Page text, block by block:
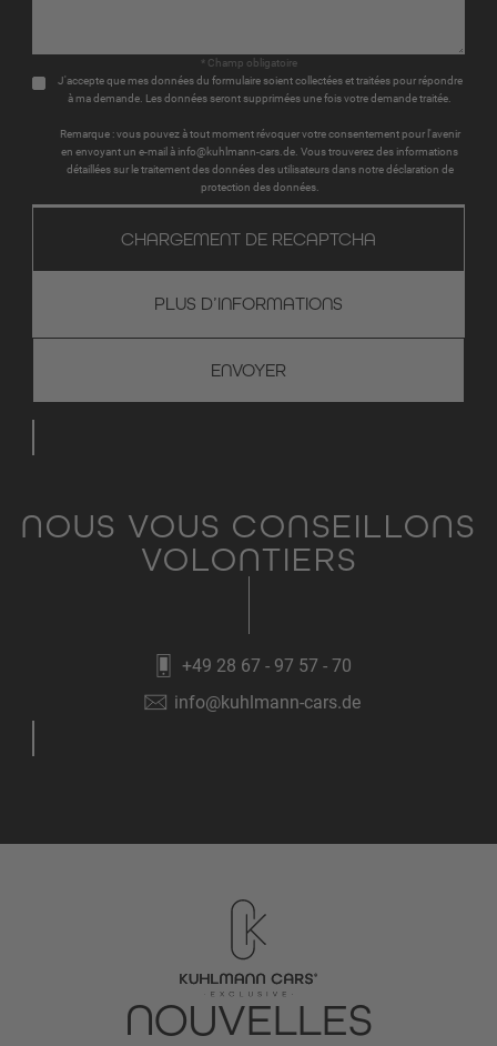
* Champ obligatoire
J'accepte que mes données du formulaire soient collectées et traitées pour répondre
à ma demande. Les données seront supprimées une fois votre demande traitée.
Remarque : vous pouvez à tout moment révoquer votre consentement pour l'avenir
en envoyant un e-mail à info@kuhlmann-cars.de. Vous trouverez des informations
détaillées sur le traitement des données des utilisateurs dans notre déclaration de
protection des données.
CHARGEMENT DE RECAPTCHA
PLUS D’INFORMATIONS
NOUS VOUS CONSEILLONS
VOLONTIERS
+49 28 67 - 97 57 - 70
info@kuhlmann-cars.de
NOUVELLES